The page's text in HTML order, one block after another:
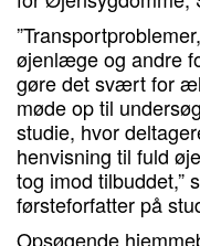
øjenlæge og andre
gøre det svært for
møde op til
studie, hvor
henvisning til fuld
tog imod tilbuddet,”
førsteforfatter på
Opsøgende